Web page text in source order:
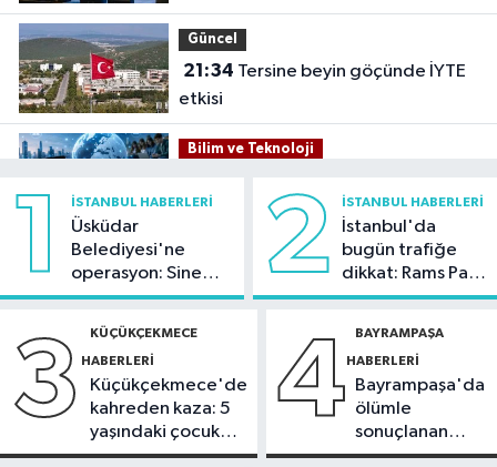
Güncel
21:34
etkisi
Bilim ve Teknoloji
oranı yüzde 92,3 oldu
Bilim ve Teknoloji
21:21
vatandaşları yazlık sinemada
buluşturuyor
1 İSTANBUL HABERLERI
Üsküdar
Belediyesi'ne
operasyon: Sinem
Dedetaş'a
2 İSTANBUL HABERLERI
İstanbul'da
bugün trafiğe
dikkat: Rams Park
çevresinde bazı
3 KÜÇÜKÇEKMECE
HABERLERI
Küçükçekmece'de
kahreden kaza: 5
yaşındaki çocuk
yoğun bakımda
4 BAYRAMPAŞA
HABERLERI
Bayrampaşa'da
ölümle
sonuçlanan
kaza: Sürücü